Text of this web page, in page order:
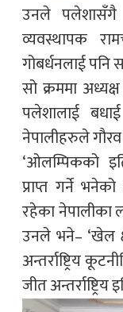
उनले पलेशासँगै
व्यवस्थापक
गोबर्धनलाई पनि
सो क्रममा
पलेशालाई
नेपालीहरुले गौरव
‘ओलम्पिकको
प्राप्त गर्ने
रहेका नेपालीका
उनले भने– ‘खेल
अन्तर्राष्ट्रिय
जीत